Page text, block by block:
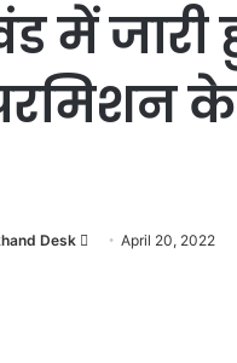
में
Desk
SendApril 20, 2022